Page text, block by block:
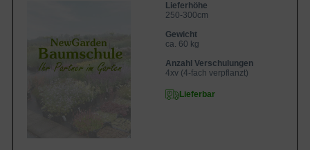
Lieferhöhe
250-300cm
Gewicht
ca. 60 kg
Anzahl Verschulungen
4xv (4-fach verpflanzt)
Lieferbar